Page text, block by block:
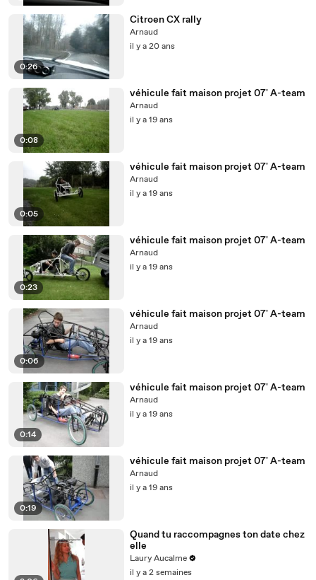
0:26
Citroen CX rally
Arnaud
il y a 20 ans
0:08
véhicule fait maison projet 07' A-team
Arnaud
il y a 19 ans
0:05
véhicule fait maison projet 07' A-team
Arnaud
il y a 19 ans
0:23
véhicule fait maison projet 07' A-team
Arnaud
il y a 19 ans
0:06
véhicule fait maison projet 07' A-team
Arnaud
il y a 19 ans
0:14
véhicule fait maison projet 07' A-team
Arnaud
il y a 19 ans
0:19
véhicule fait maison projet 07' A-team
Arnaud
il y a 19 ans
Quand tu raccompagnes ton date chez
elle
Laury Aucalme
il y a 2 semaines